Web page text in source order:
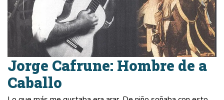
Jorge Cafrune: Hombre de a
Caballo